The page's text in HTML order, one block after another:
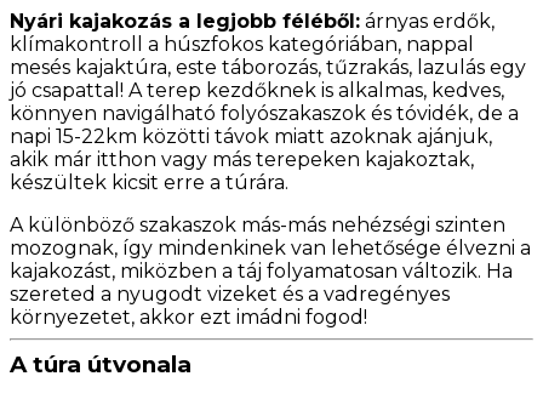
Nyári kajakozás a legjobb féléből: árnyas erdők,
klímakontroll a húszfokos kategóriában, nappal
mesés kajaktúra, este táborozás, tűzrakás, lazulás egy
jó csapattal! A terep kezdőknek is alkalmas, kedves,
könnyen navigálható folyószakaszok és tóvidék, de a
napi 15-22km közötti távok miatt azoknak ajánjuk,
akik már itthon vagy más terepeken kajakoztak,
készültek kicsit erre a túrára.
A különböző szakaszok más-más nehézségi szinten
mozognak, így mindenkinek van lehetősége élvezni a
kajakozást, miközben a táj folyamatosan változik. Ha
szereted a nyugodt vizeket és a vadregényes
környezetet, akkor ezt imádni fogod!
A túra útvonala